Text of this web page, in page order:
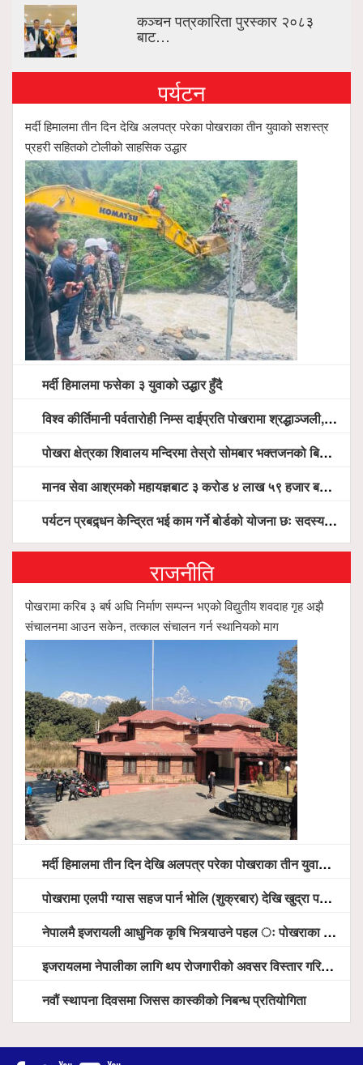
कञ्चन पत्रकारिता पुरस्कार २०८३
बाट…
पर्यटन
मर्दी हिमालमा तीन दिन देखि अलपत्र परेका पोखराका तीन युवाको सशस्त्र
प्रहरी सहितको टोलीको साहसिक उद्धार
मर्दी हिमालमा फसेका ३ युवाको उद्धार हुँदै
विश्व कीर्तिमानी पर्वतारोही निम्स दाईप्रति पोखरामा श्रद्धाञ्जली, दीप प्रज्वलन गर्दै योगदानको प्रशंसा (भिडियो सहित)
पोखरा क्षेत्रका शिवालय मन्दिरमा तेस्रो सोमबार भक्तजनको बिहानैदेखि घुइँचो
मानव सेवा आश्रमको महायज्ञबाट ३ करोड ४ लाख ५९ हजार बचत, १ करोड ४४ लाख उठ्न बाँकी, विना संचार माध्यम तर प्रचार प्रसारमै भयो १९ लाख खर्च !
पर्यटन प्रबद्र्धन केन्द्रित भई काम गर्ने बोर्डको योजना छः सदस्य पोखरेल, चलिय पोखरालाई थप प्रभावकारी बनाउन होटल संघको माग
राजनीति
पोखरामा करिब ३ बर्ष अघि निर्माण सम्पन्न भएको विद्युतीय शवदाह गृह अझै
संचालनमा आउन सकेन, तत्काल संचालन गर्न स्थानियको माग
मर्दी हिमालमा तीन दिन देखि अलपत्र परेका पोखराका तीन युवाको सशस्त्र प्रहरी सहितको टोलीको साहसिक उद्धार
पोखरामा एलपी ग्यास सहज पार्न भोलि (शुक्रबार) देखि खुद्रा पसलबाटै बिक्रि वितरण हुने, स्टोर नगर्न आग्रह
नेपालमै इजरायली आधुनिक कृषि भित्र्याउने पहल ः पोखराका मेयर धनराज आचार्य र इजरायली राजदूतबीच सहकार्य विस्तारको संकेत
इजरायलमा नेपालीका लागि थप रोजगारीको अवसर विस्तार गरिने ः राजदूत बास
नवौं स्थापना दिवसमा जिसस कास्कीको निबन्ध प्रतियोगिता